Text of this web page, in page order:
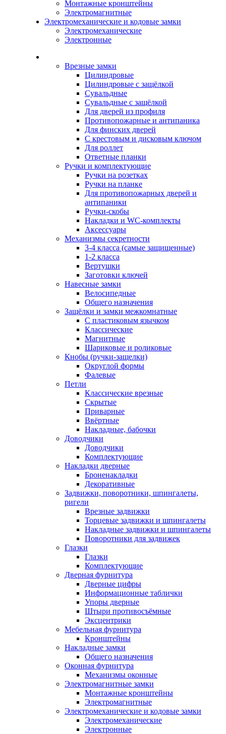
Монтажные кронштейны
Электромагнитные
Электромеханические и кодовые замки
Электромеханические
Электронные
Врезные замки
Цилиндровые
Цилиндровые с защёлкой
Сувальдные
Сувальдные с защёлкой
Для дверей из профиля
Противопожарные и антипаника
Для финских дверей
С крестовым и дисковым ключом
Для роллет
Ответные планки
Ручки и комплектующие
Ручки на розетках
Ручки на планке
Для противопожарных дверей и
антипаники
Ручки-скобы
Накладки и WC-комплекты
Аксессуары
Механизмы секретности
3-4 класса (самые защищенные)
1-2 класса
Вертушки
Заготовки ключей
Навесные замки
Велосипедные
Общего назначения
Защёлки и замки межкомнатные
С пластиковым язычком
Классические
Магнитные
Шариковые и роликовые
Кнобы (ручки-защелки)
Округлой формы
Фалевые
Петли
Классические врезные
Скрытые
Приварные
Ввёртные
Накладные, бабочки
Доводчики
Доводчики
Комплектующие
Накладки дверные
Броненакладки
Декоративные
Задвижки, поворотники, шпингалеты,
ригели
Врезные задвижки
Торцевые задвижки и шпингалеты
Накладные задвижки и шпингалеты
Поворотники для задвижек
Глазки
Глазки
Комплектующие
Дверная фурнитура
Дверные цифры
Информационные таблички
Упоры дверные
Штыри противосъёмные
Эксцентрики
Мебельная фурнитура
Кронштейны
Накладные замки
Общего назначения
Оконная фурнитура
Механизмы оконные
Электромагнитные замки
Монтажные кронштейны
Электромагнитные
Электромеханические и кодовые замки
Электромеханические
Электронные